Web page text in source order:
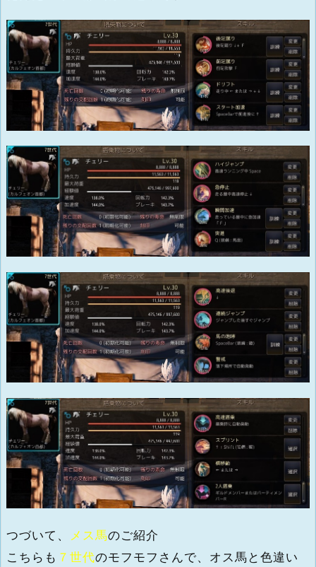
つづいて、 メス馬のご紹介
こちらも ７世代のモフモフさんで、オス馬と色違い